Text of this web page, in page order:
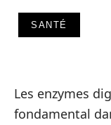
SANTÉ
Les enzymes
fondamental